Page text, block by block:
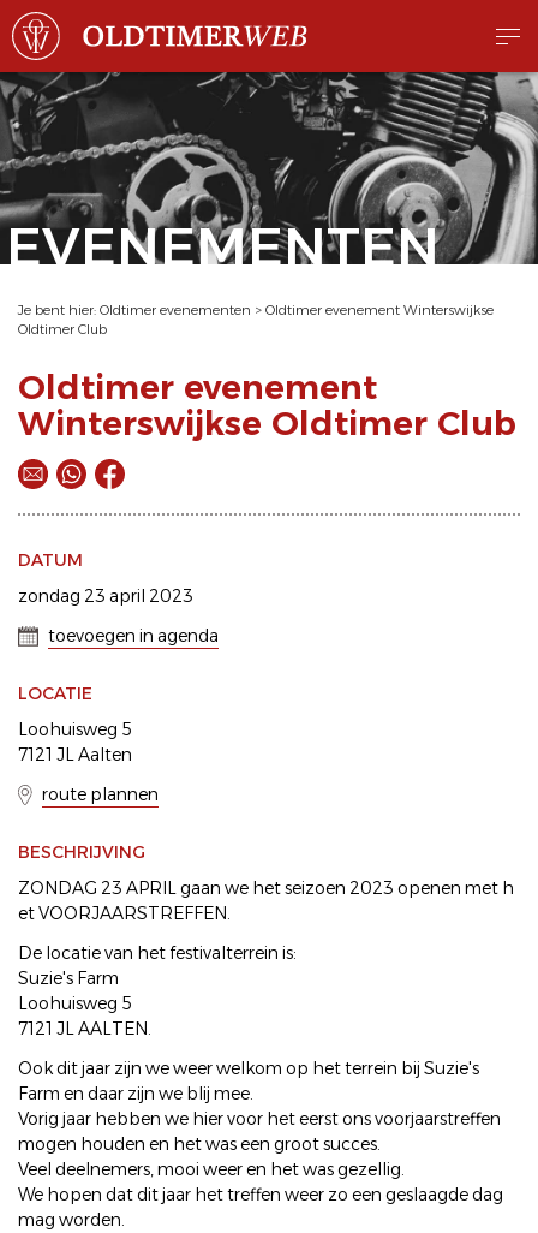
EVENEMENTEN
Je bent hier: Oldtimer evenementen > Oldtimer evenement Winterswijkse
Oldtimer Club
Oldtimer evenement
Winterswijkse Oldtimer Club
DATUM
zondag 23 april 2023
toevoegen in agenda
LOCATIE
Loohuisweg 5
7121 JL Aalten
route plannen
BESCHRIJVING
ZONDAG 23 APRIL gaan we het seizoen 2023 openen met h
et VOORJAARSTREFFEN.
De locatie van het festivalterrein is:
Suzie's Farm
Loohuisweg 5
7121 JL AALTEN.
Ook dit jaar zijn we weer welkom op het terrein bij Suzie's
Farm en daar zijn we blij mee.
Vorig jaar hebben we hier voor het eerst ons voorjaarstreffen
mogen houden en het was een groot succes.
Veel deelnemers, mooi weer en het was gezellig.
We hopen dat dit jaar het treffen weer zo een geslaagde dag
mag worden.